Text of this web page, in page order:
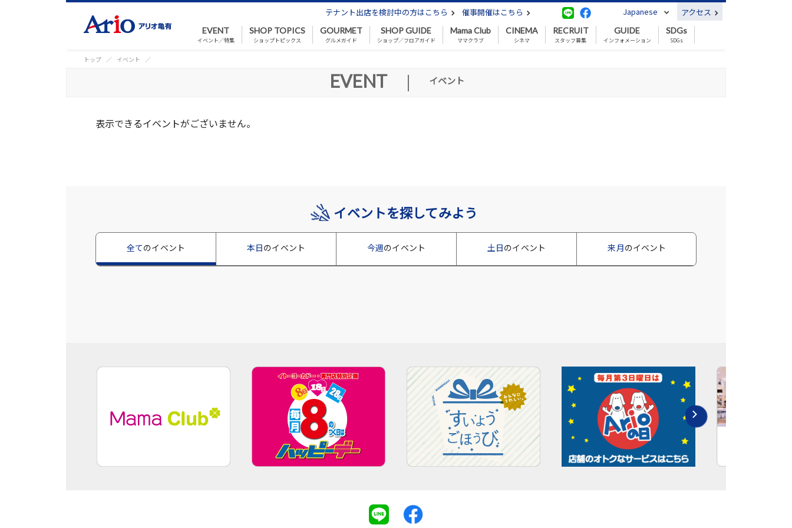
テナント出店を検討中の方はこちら 催事開催はこちら Japanese アクセス
EVENT
イベント／特集
SHOP TOPICS
ショップトピックス
GOURMET
グルメガイド
SHOP GUIDE
ショップ／フロアガイド
Mama Club
ママクラブ
CINEMA
シネマ
RECRUIT
スタッフ募集
GUIDE
インフォメーション
SDGs
SDGs
トップ イベント
EVENT | イベント
表示できるイベントがございません。
イベントを探してみよう
全てのイベント 本日のイベント 今週のイベント 土日のイベント 来月のイベント